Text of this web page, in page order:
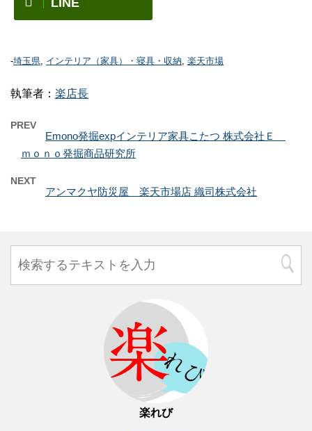
-埼玉県, インテリア（家具）・寝具・収納, 楽天市場
執筆者： 楽店長
PREV
Emono発掘expインテリア家具こたつ 株式会社Ｅ
ｍｏｎｏ発掘商品研究所
NEXT
アンマクヤ防災屋 楽天市場店 織司株式会社
楽れび